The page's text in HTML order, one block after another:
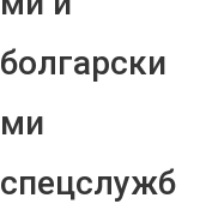
болгарски
ми
спецслужб